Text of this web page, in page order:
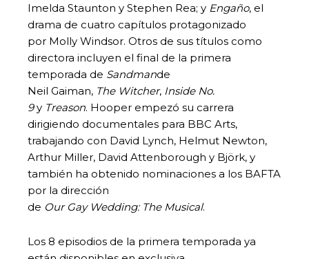
Imelda Staunton y Stephen Rea; y Engaño, el
drama de cuatro capítulos protagonizado
por Molly Windsor. Otros de sus títulos como
directora incluyen el final de la primera
temporada de Sandmande
Neil Gaiman, TheWitcher, InsideNo.
9y Treason. Hooper empezó su carrera
dirigiendo documentales para BBC Arts,
trabajando con David Lynch, Helmut Newton,
Arthur Miller, David Attenborough y Björk, y
también ha obtenido nominaciones a los BAFTA
por la dirección
de OurGay Wedding: The Musical.
Los 8 episodios de la primera temporada ya